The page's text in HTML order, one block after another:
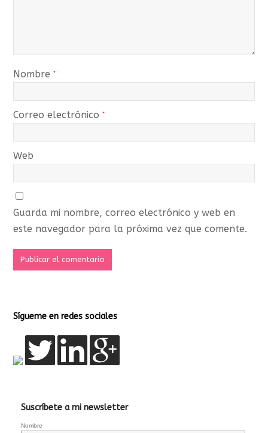
Nombre*
Correo electrónico*
Web
Guarda mi nombre, correo electrónico y web en
este navegador para la próxima vez que comente.
Sígueme en redes sociales
Suscríbete a mi newsletter
Nombre